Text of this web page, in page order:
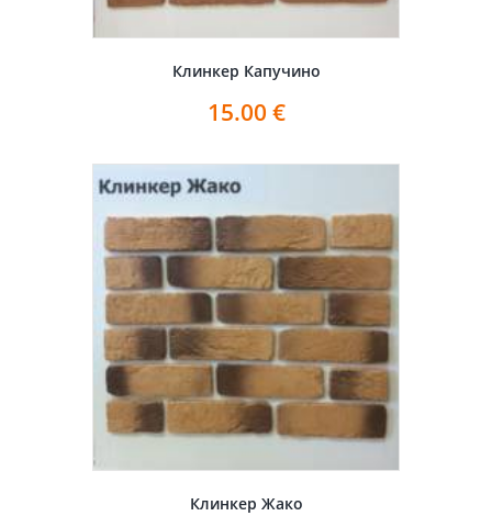
Клинкер Капучино
15.00 €
Клинкер Жако